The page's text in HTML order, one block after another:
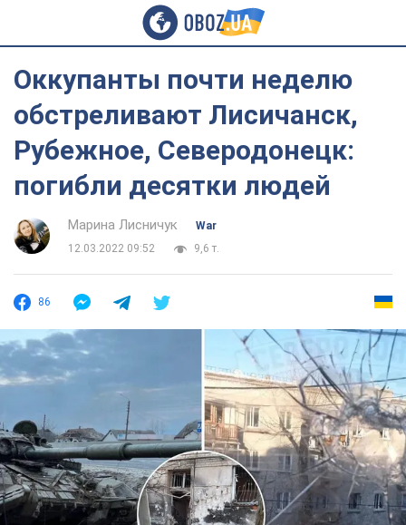
Оккупанты почти неделю
обстреливают Лисичанск,
Рубежное, Северодонецк:
погибли десятки людей
Марина Лисничук
War
12.03.2022 09:52
9,6 т.
86